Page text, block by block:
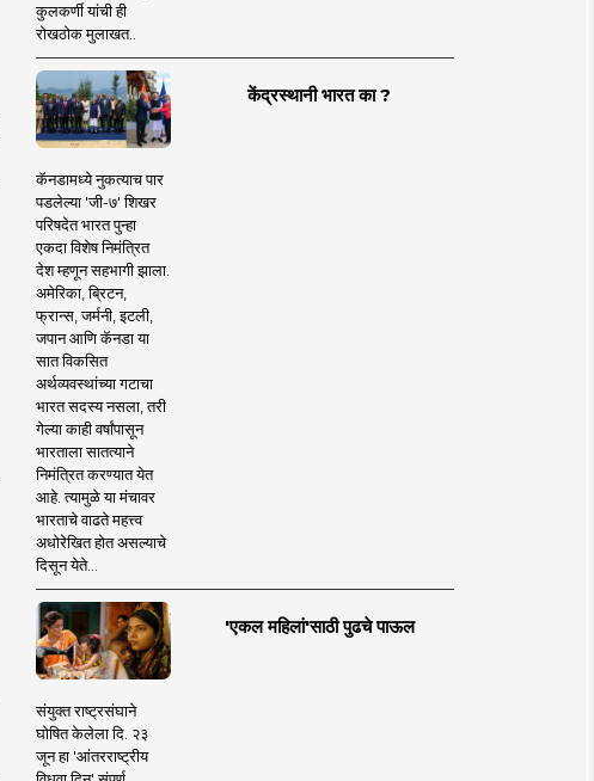
कुलकर्णी यांची ही
रोखठोक मुलाखत..
केंद्रस्थानी भारत का ?
कॅनडामध्ये नुकत्याच पार
पडलेल्या 'जी-७' शिखर
परिषदेत भारत पुन्हा
एकदा विशेष निमंत्रित
देश म्हणून सहभागी झाला.
अमेरिका, ब्रिटन,
फ्रान्स, जर्मनी, इटली,
जपान आणि कॅनडा या
सात विकसित
अर्थव्यवस्थांच्या गटाचा
भारत सदस्य नसला, तरी
गेल्या काही वर्षांपासून
भारताला सातत्याने
निमंत्रित करण्यात येत
आहे. त्यामुळे या मंचावर
भारताचे वाढते महत्त्व
अधोरेखित होत असल्याचे
दिसून येते...
'एकल महिलां'साठी पुढचे पाऊल
संयुक्त राष्ट्रसंघाने
घोषित केलेला दि. २३
जून हा 'आंतरराष्ट्रीय